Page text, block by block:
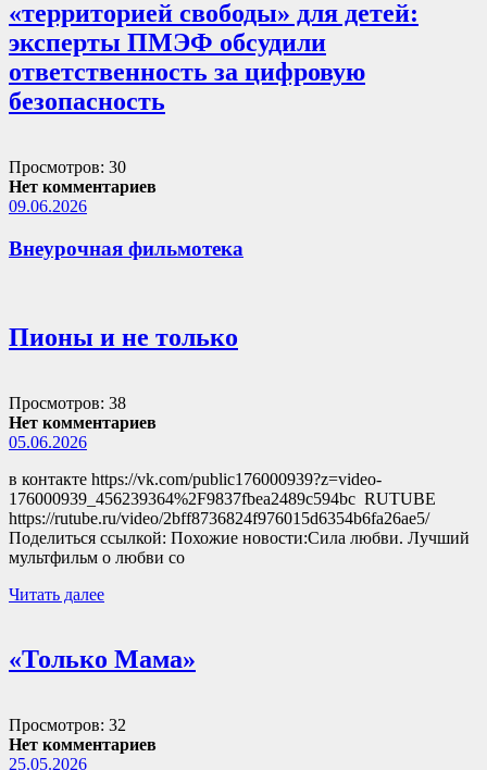
«территорией свободы» для детей:
эксперты ПМЭФ обсудили
ответственность за цифровую
безопасность
Просмотров: 30
Нет комментариев
09.06.2026
Внеурочная фильмотека
Пионы и не только
Просмотров: 38
Нет комментариев
05.06.2026
в контакте https://vk.com/public176000939?z=video-
176000939_456239364%2F9837fbea2489c594bc RUTUBE
https://rutube.ru/video/2bff8736824f976015d6354b6fa26ae5/
Поделиться ссылкой: Похожие новости:Сила любви. Лучший
мультфильм о любви со
Читать далее
«Только Мама»
Просмотров: 32
Нет комментариев
25.05.2026